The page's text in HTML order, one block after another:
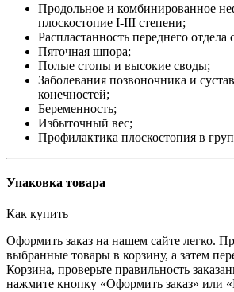
Продольное и комбинированное
плоскостопие I-III степени;
Распластанность переднего отдела
Пяточная шпора;
Полые стопы и высокие своды;
Заболевания позвоночника и
конечностей;
Беременность;
Избыточный вес;
Профилактика плоскостопия в
Упаковка товара
Как купить
Оформить заказ на нашем сайте легко.
выбранные товары в корзину, а затем
Корзина, проверьте правильность
нажмите кнопку «Оформить заказ» или